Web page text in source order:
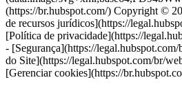
(https://br.hubspot.com/) Copyright ©
de recursos jurídicos](https://
[Política de privacidade](https://
- [Segurança](https://
do Site](https://legal.hubspot.com/br/
[Gerenciar cookies](https://